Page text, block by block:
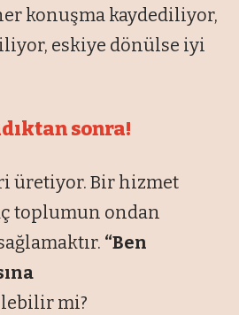
konuşma kaydediliyor,
eskiye dönülse iyi
sonra!
üretiyor. Bir hizmet
toplumun ondan
“Ben
mi?